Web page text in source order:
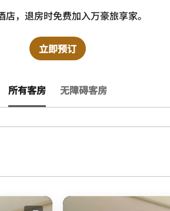
店，退房时免费加入万豪旅享家。
立即预订
所有客房 无障碍客房